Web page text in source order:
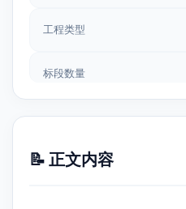
工程类型
标段数量
📝 正文内容